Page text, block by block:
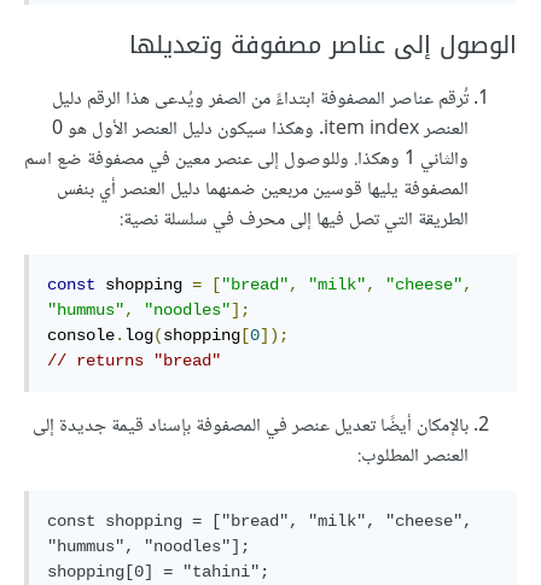
الوصول إلى عناصر مصفوفة وتعديلها
تُرقم عناصر المصفوفة ابتداءً من الصفر ويُدعى هذا الرقم دليل
العنصر item index. وهكذا سيكون دليل العنصر الأول هو 0
والثاني 1 وهكذا. وللوصول إلى عنصر معين في مصفوفة ضع اسم
المصفوفة يليها قوسين مربعين ضمنهما دليل العنصر أي بنفس
الطريقة التي تصل فيها إلى محرف في سلسلة نصية:
const shopping = ["bread", "milk", "cheese",
"hummus", "noodles"];
console. log(shopping [0]);
// returns "bread"
بالإمكان أيضًا تعديل عنصر في المصفوفة بإسناد قيمة جديدة إلى
العنصر المطلوب:
const shopping = ["bread", "milk", "cheese",
"hummus", "noodles"];
shopping[0] = "tahini";